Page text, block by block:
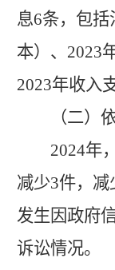
息6条，包括
本）、 2023
2023年收入
（二）
2024年
减少3件，减
发生因政府
诉讼情况。